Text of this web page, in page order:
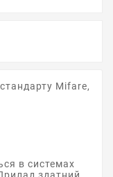
Mifare,
в системах